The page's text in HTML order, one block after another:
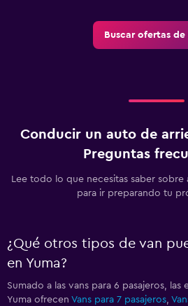
Buscar ofertas de
Conducir un auto de
Preguntas
Lee todo lo que necesitas saber sobre
para ir preparando tu
¿Qué otros tipos de van
en Yuma?
Sumado a las vans para 6 pasajeros, las
Yuma ofrecen Vans para 7 pasajeros